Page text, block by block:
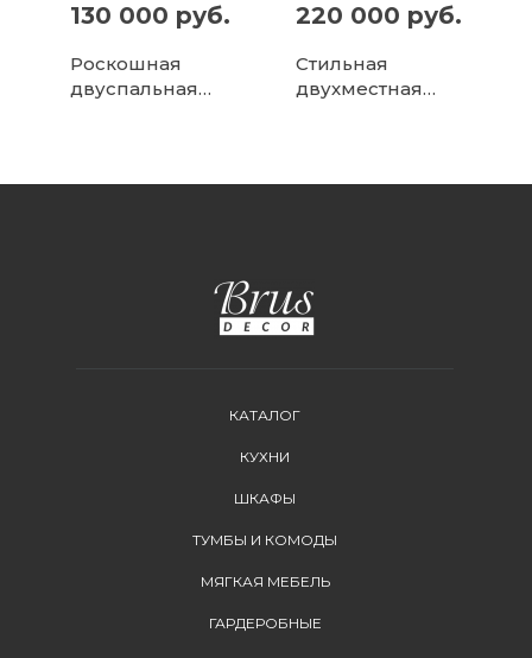
130 000 руб.
Роскошная
двуспальная
220 000 руб.
Стильная
двухместная
декоративными
КАТАЛОГ
КУХНИ
ШКАФЫ
ТУМБЫ И КОМОДЫ
МЯГКАЯ МЕБЕЛЬ
ГАРДЕРОБНЫЕ